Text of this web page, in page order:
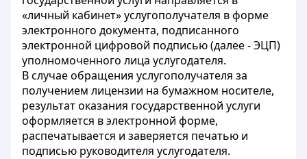
«личный кабинет» услугополучателя в форме
электронного документа, подписанного
электронной цифровой подписью (далее - ЭЦП)
уполномоченного лица услугодателя.
В случае обращения услугополучателя за
получением лицензии на бумажном носителе,
результат оказания государственной услуги
оформляется в электронной форме,
распечатывается и заверяется печатью и
подписью руководителя услугодателя.